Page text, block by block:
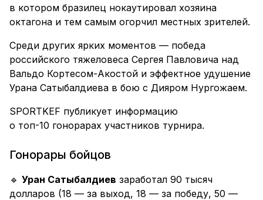
в котором бразилец нокаутировал хозяина
октагона и тем самым огорчил местных зрителей.
Среди других ярких моментов — победа
российского тяжеловеса Сергея Павловича над
Вальдо Кортесом-Акостой и эффектное удушение
Урана Сатыбалдиева в бою с Дияром Нургожаем.
SPORTKEF публикует информацию
о топ-10 гонорарах участников турнира.
Гонорары бойцов
🔹 Уран Сатыбалдиев заработал 90 тысяч
долларов (18 — за выход, 18 — за победу, 50 —